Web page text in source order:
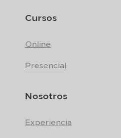
Cursos
Online
Presencial
Nosotros
Experiencia